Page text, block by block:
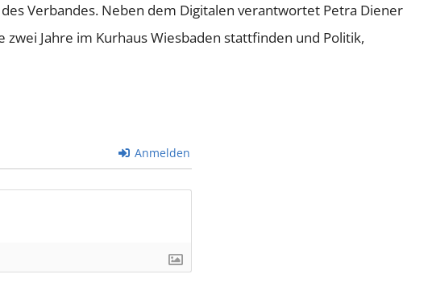
Verbandes. Neben dem Digitalen verantwortet Petra Diener
Jahre im Kurhaus Wiesbaden stattfinden und Politik,
Anmelden